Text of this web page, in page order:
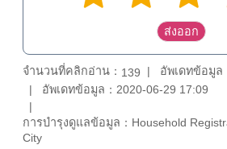
จำนวนที่คลิกอ่าน： 139
อัพเดทข้อมูล
อัพเดทข้อมูล：2020-06-29 17:09
การบำรุงดูแลข้อมูล：Household
City